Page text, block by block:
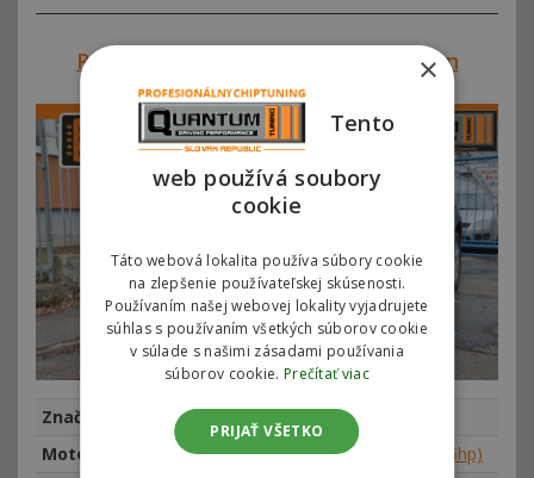
Referencie SVK#00296 – Volkswagen
Touareg 3.0 TDI 165kw (225hp)
Značka
Volkswagen
Motor
Volkswagen Touareg 3.0 TDI 165kw (225hp)
×
Tento
web používá soubory
cookie
Táto webová lokalita používa súbory cookie
na zlepšenie používateľskej skúsenosti.
Používaním našej webovej lokality vyjadrujete
súhlas s používaním všetkých súborov cookie
v súlade s našimi zásadami používania
súborov cookie. Prečítať viac
PRIJAŤ VŠETKO